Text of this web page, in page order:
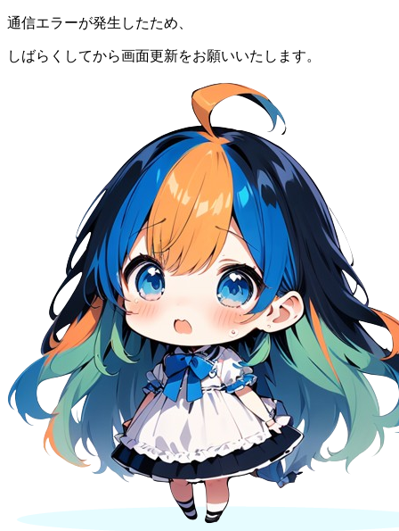
通信エラーが発生したため、
しばらくしてから画面更新をお願いいたします。